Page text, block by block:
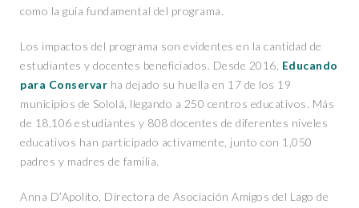
como la guía fundamental del programa.
Los impactos del programa son evidentes en la cantidad de
estudiantes y docentes beneficiados. Desde 2016, Educando
para Conservar ha dejado su huella en 17 de los 19
municipios de Sololá, llegando a 250 centros educativos. Más
de 18,106 estudiantes y 808 docentes de diferentes niveles
educativos han participado activamente, junto con 1,050
padres y madres de familia.
Anna D’Apolito, Directora de Asociación Amigos del Lago de